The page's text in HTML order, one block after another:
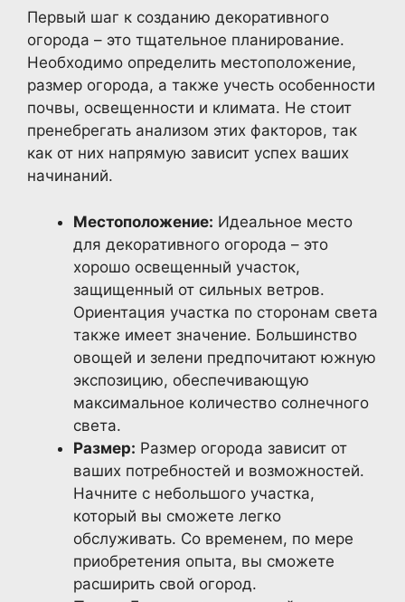
Первый шаг к созданию декоративного
огорода – это тщательное планирование.
Необходимо определить местоположение,
размер огорода, а также учесть особенности
почвы, освещенности и климата. Не стоит
пренебрегать анализом этих факторов, так
как от них напрямую зависит успех ваших
начинаний.
Местоположение: Идеальное место
для декоративного огорода – это
хорошо освещенный участок,
защищенный от сильных ветров.
Ориентация участка по сторонам света
также имеет значение. Большинство
овощей и зелени предпочитают южную
экспозицию, обеспечивающую
максимальное количество солнечного
света.
Размер: Размер огорода зависит от
ваших потребностей и возможностей.
Начните с небольшого участка,
который вы сможете легко
обслуживать. Со временем, по мере
приобретения опыта, вы сможете
расширить свой огород.